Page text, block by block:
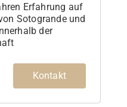
Erfahrung auf
Sotogrande und
der
Kontakt